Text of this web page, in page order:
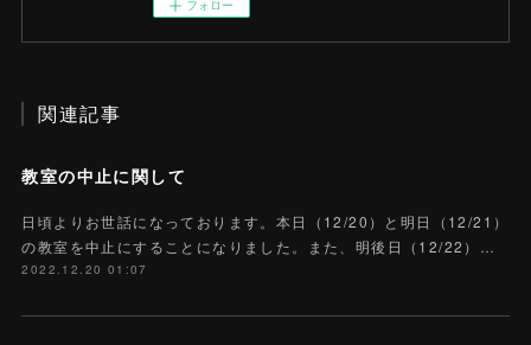
フォロー
関連記事
教室の中止に関して
日頃よりお世話になっております。本日（12/20）と明日（12/21）
の教室を中止にすることになりました。また、明後日（12/22）…
2022.12.20 01:07